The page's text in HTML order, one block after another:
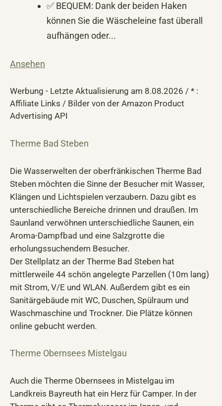
✅ BEQUEM: Dank der beiden Haken
können Sie die Wäscheleine fast überall
aufhängen oder...
Ansehen
Werbung - Letzte Aktualisierung am 8.08.2026 / * :
Affiliate Links / Bilder von der Amazon Product
Advertising API
Therme Bad Steben
Die Wasserwelten der oberfränkischen Therme Bad
Steben möchten die Sinne der Besucher mit Wasser,
Klängen und Lichtspielen verzaubern. Dazu gibt es
unterschiedliche Bereiche drinnen und draußen. Im
Saunland verwöhnen unterschiedliche Saunen, ein
Aroma-Dampfbad und eine Salzgrotte die
erholungssuchendem Besucher.
Der Stellplatz an der Therme Bad Steben hat
mittlerweile 44 schön angelegte Parzellen (10m lang)
mit Strom, V/E und WLAN. Außerdem gibt es ein
Sanitärgebäude mit WC, Duschen, Spülraum und
Waschmaschine und Trockner. Die Plätze können
online gebucht werden.
Therme Obernsees Mistelgau
Auch die Therme Obernsees in Mistelgau im
Landkreis Bayreuth hat ein Herz für Camper. In der